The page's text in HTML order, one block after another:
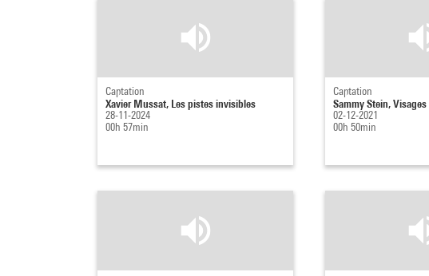
Captation
Xavier Mussat, Les pistes invisibles
28-11-2024
00h 57min
Captation
Sammy Stein,
02-12-2021
00h 50min